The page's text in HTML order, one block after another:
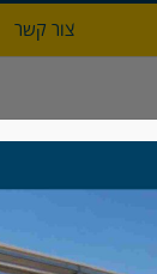
צור קשר
מעקות ברזל
בכרמיאל